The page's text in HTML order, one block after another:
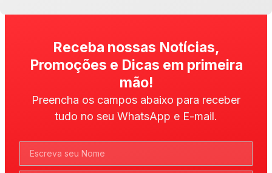
Receba nossas Notícias,
Promoções e Dicas em primeira
mão!
Preencha os campos abaixo para receber
tudo no seu WhatsApp e E-mail.